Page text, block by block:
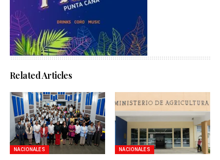
Related Articles
NACIONALES NACIONALES